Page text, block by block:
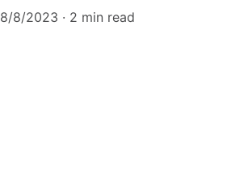
8/8/2023
2 min read